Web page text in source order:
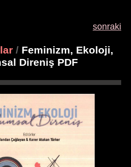
sonraki
/Feminizm, Ekoloji,
Direniş PDF